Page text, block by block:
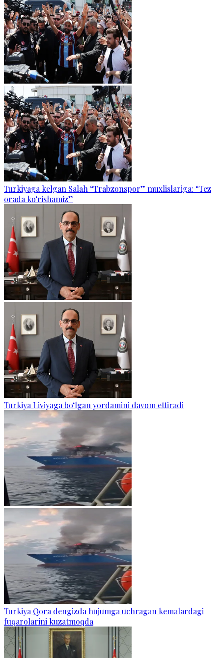
Turkiyaga kelgan Salah “Trabzonspor” muxlislariga: “Tez
orada ko‘rishamiz”
Turkiya Liviyaga bo‘lgan yordamini davom ettiradi
Turkiya Qora dengizda hujumga uchragan kemalardagi
fuqarolarini kuzatmoqda